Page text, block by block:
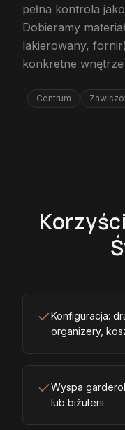
pełna kontrola
Dobieramy
lakierowany,
konkretne
Centrum
Konfiguracja:
organizery,
Wyspa
lub biżuterii